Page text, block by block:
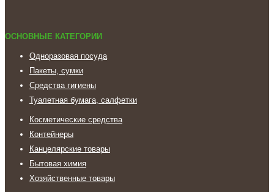
ОСНОВНЫЕ КАТЕГОРИИ
Одноразовая посуда
Пакеты, сумки
Средства гигиены
Туалетная бумага, салфетки
Косметические средства
Контейнеры
Канцелярские товары
Бытовая химия
Хозяйственные товары